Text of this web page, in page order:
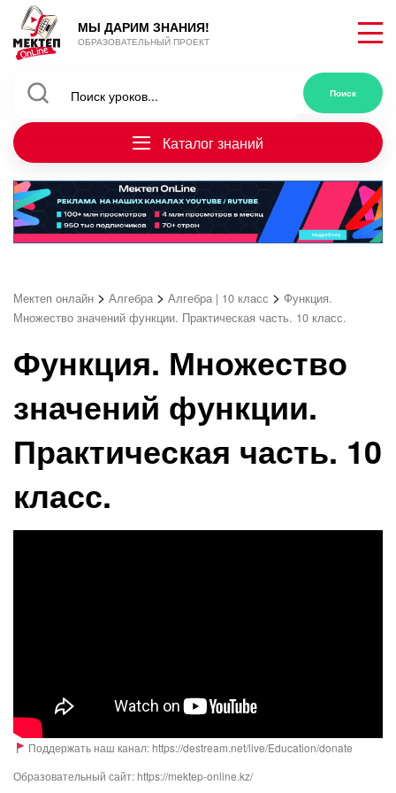
МЫ ДАРИМ ЗНАНИЯ!
ОБРАЗОВАТЕЛЬНЫЙ ПРОЕКТ
Каталог знаний
Мектеп онлайн > Алгебра > Алгебра | 10 класс > Функция.
Множество значений функции. Практическая часть. 10 класс.
Функция. Множество
значений функции.
Практическая часть. 10
класс.
Поддержать наш канал: https://destream.net/live/Education/donate
Образовательный сайт: https://mektep-online.kz/